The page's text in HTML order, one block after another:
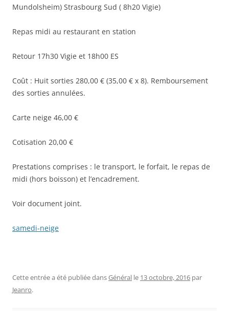
Mundolsheim) Strasbourg Sud ( 8h20 Vigie)
Repas midi au restaurant en station
Retour 17h30 Vigie et 18h00 ES
Coût : Huit sorties 280,00 € (35,00 € x 8). Remboursement
des sorties annulées.
Carte neige 46,00 €
Cotisation 20,00 €
Prestations comprises : le transport, le forfait, le repas de
midi (hors boisson) et l’encadrement.
Voir document joint.
samedi-neige
Cette entrée a été publiée dansGénéral le 13 octobre, 2016 par
Jeanro.